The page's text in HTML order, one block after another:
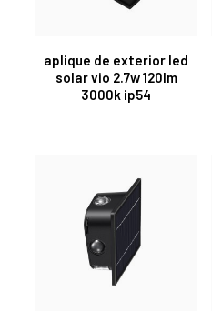
aplique de exterior led
solar vio 2.7w 120lm
3000k ip54